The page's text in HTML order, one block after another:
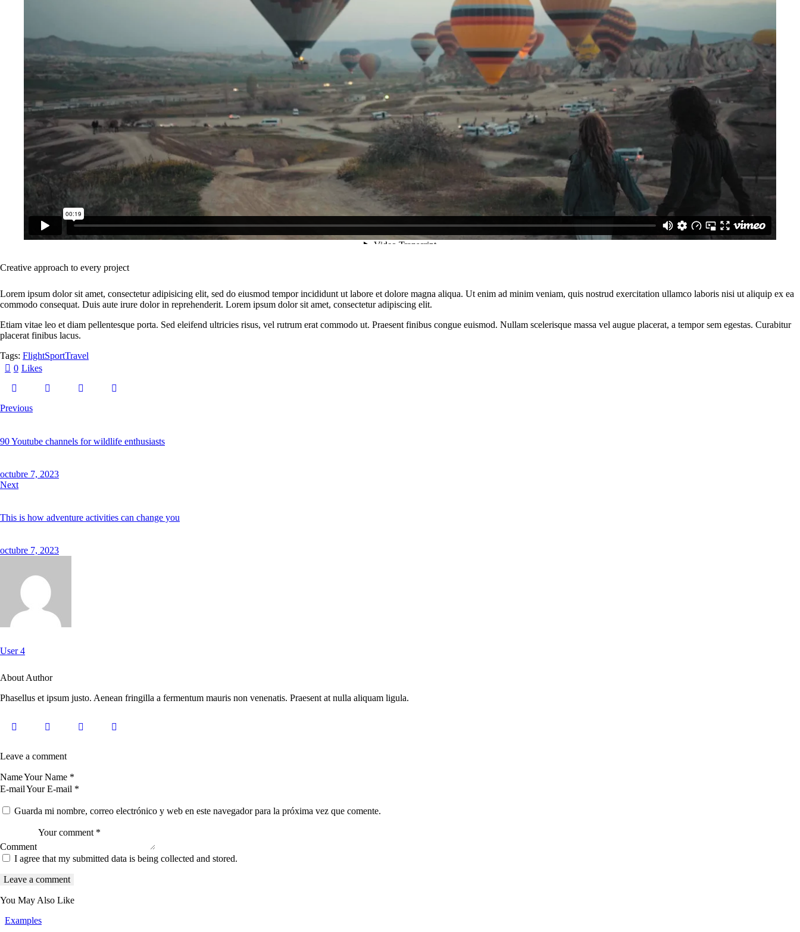
Creative approach to every project
Lorem ipsum dolor sit amet, consectetur adipisicing elit, sed do eiusmod tempor incididunt ut labore et dolore magna aliqua. Ut enim ad minim veniam, quis nostrud exercitation ullamco laboris nisi ut aliquip ex ea
commodo consequat. Duis aute irure dolor in reprehenderit. Lorem ipsum dolor sit amet, consectetur adipiscing elit.
Etiam vitae leo et diam pellentesque porta. Sed eleifend ultricies risus, vel rutrum erat commodo ut. Praesent finibus congue euismod. Nullam scelerisque massa vel augue placerat, a tempor sem egestas. Curabitur
placerat finibus lacus.
Tags: FlightSportTravel
0 Likes
Previous
90 Youtube channels for wildlife enthusiasts
octubre 7, 2023
Next
This is how adventure activities can change you
octubre 7, 2023
User 4
About Author
Phasellus et ipsum justo. Aenean fringilla a fermentum mauris non venenatis. Praesent at nulla aliquam ligula.
Leave a comment
Name
E-mail
Guarda mi nombre, correo electrónico y web en este navegador para la próxima vez que comente.
Comment
I agree that my submitted data is being collected and stored.
You May Also Like
Examples